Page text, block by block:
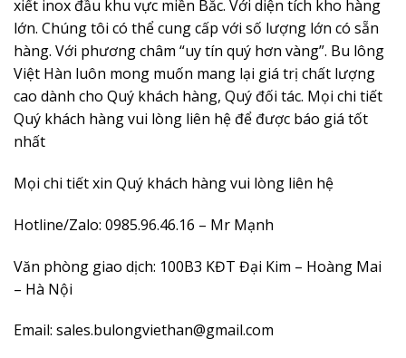
xiết inox đầu khu vực miền Bắc. Với diện tích kho hàng
lớn. Chúng tôi có thể cung cấp với số lượng lớn có sẵn
hàng. Với phương châm “uy tín quý hơn vàng”. Bu lông
Việt Hàn luôn mong muốn mang lại giá trị chất lượng
cao dành cho Quý khách hàng, Quý đối tác. Mọi chi tiết
Quý khách hàng vui lòng liên hệ để được báo giá tốt
nhất
Mọi chi tiết xin Quý khách hàng vui lòng liên hệ
Hotline/Zalo: 0985.96.46.16 – Mr Mạnh
Văn phòng giao dịch: 100B3 KĐT Đại Kim – Hoàng Mai
– Hà Nội
Email: sales.bulongviethan@gmail.com